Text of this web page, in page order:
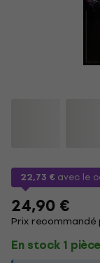
22,73 € avec le
24,90 €
Prix
En stock 1